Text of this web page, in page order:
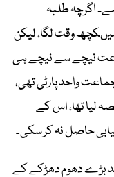
اگرچہ طلبہ
وقت لگا، لیکن
نیچے سے نیچے ہی
جماعت واحد پارٹی تھی،
لیا تھا، اس کے
حاصل نہ کر سکی۔
بڑے دھوم دھڑکے کے